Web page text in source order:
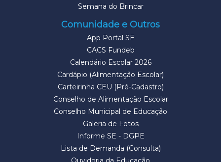
Semana do Brincar
Comunidade e Outros
App Portal SE
CACS Fundeb
Calendário Escolar 2026
Cardápio (Alimentação Escolar)
Carteirinha CEU (Pré-Cadastro)
Conselho de Alimentação Escolar
Conselho Municipal de Educação
Galeria de Fotos
Informe SE - DGPE
Lista de Demanda (Consulta)